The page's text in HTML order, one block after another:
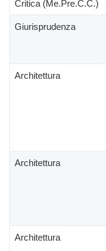
Critica (Me.Pre.C.C.)
Giurisprudenza
Architettura
Architettura
Architettura